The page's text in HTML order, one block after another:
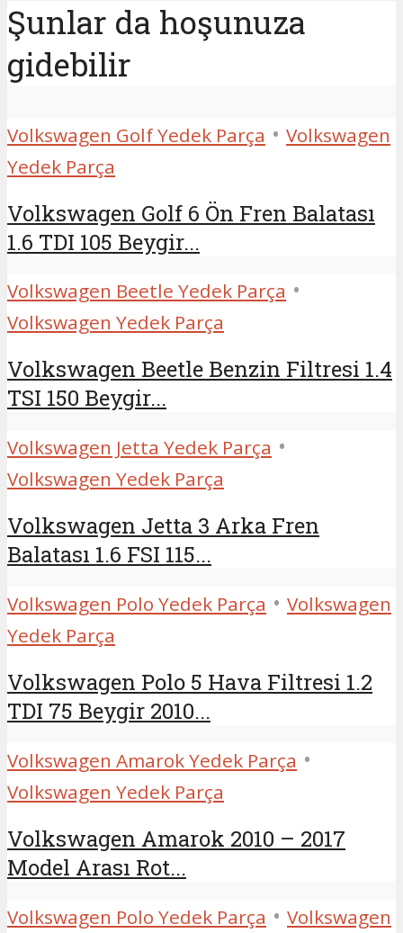
Şunlar da hoşunuza
gidebilir
Volkswagen Golf Yedek Parça • Volkswagen
Yedek Parça
Volkswagen Golf 6 Ön Fren Balatası
1.6 TDI 105 Beygir...
Volkswagen Beetle Yedek Parça •
Volkswagen Yedek Parça
Volkswagen Beetle Benzin Filtresi 1.4
TSI 150 Beygir...
Volkswagen Jetta Yedek Parça •
Volkswagen Yedek Parça
Volkswagen Jetta 3 Arka Fren
Balatası 1.6 FSI 115...
Volkswagen Polo Yedek Parça • Volkswagen
Yedek Parça
Volkswagen Polo 5 Hava Filtresi 1.2
TDI 75 Beygir 2010...
Volkswagen Amarok Yedek Parça •
Volkswagen Yedek Parça
Volkswagen Amarok 2010 – 2017
Model Arası Rot...
Volkswagen Polo Yedek Parça • Volkswagen